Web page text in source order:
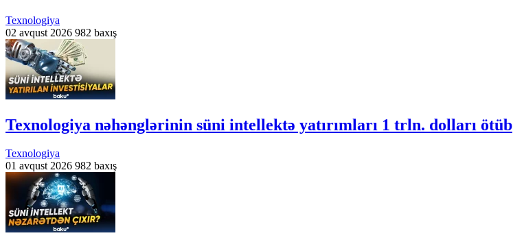
Texnologiya
02 avqust 2026 982 baxış
Texnologiya nəhənglərinin süni intellektə yatırımları 1 trln. dolları ötüb
Texnologiya
01 avqust 2026 982 baxış